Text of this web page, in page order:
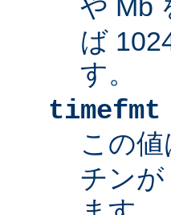
や Mb
ば
す。
timefmt
この値
チン